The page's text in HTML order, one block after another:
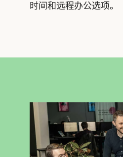
时间和远程办公选项。